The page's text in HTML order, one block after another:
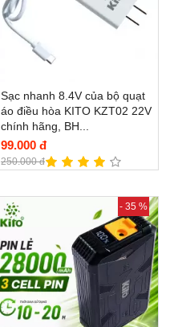
Sạc nhanh 8.4V của bộ quạt
áo điều hòa KITO KZT02 22V
chính hãng, BH...
99.000 đ
250.000 đ
- 35 %